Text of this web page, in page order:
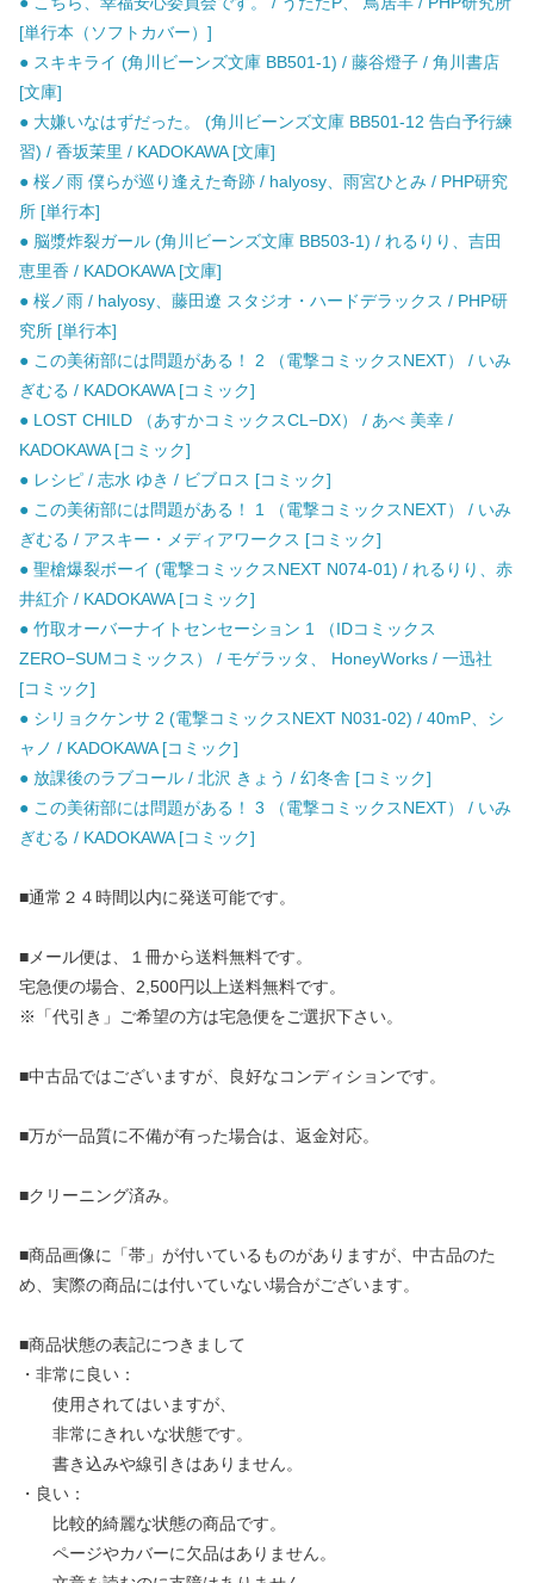
[単行本（ソフトカバー）]
● スキキライ (角川ビーンズ文庫 BB501-1) / 藤谷燈子 / 角川書店
[文庫]
● 大嫌いなはずだった。 (角川ビーンズ文庫 BB501-12 告白予行練
習) / 香坂茉里 / KADOKAWA [文庫]
● 桜ノ雨 僕らが巡り逢えた奇跡 / halyosy、雨宮ひとみ / PHP研究
所 [単行本]
● 脳漿炸裂ガール (角川ビーンズ文庫 BB503-1) / れるりり、吉田
恵里香 / KADOKAWA [文庫]
● 桜ノ雨 / halyosy、藤田遼 スタジオ・ハードデラックス / PHP研
究所 [単行本]
● この美術部には問題がある！ 2 （電撃コミックスNEXT） / いみ
ぎむる / KADOKAWA [コミック]
● LOST CHILD （あすかコミックスCL−DX） / あべ 美幸 /
KADOKAWA [コミック]
● レシピ / 志水 ゆき / ビブロス [コミック]
● この美術部には問題がある！ 1 （電撃コミックスNEXT） / いみ
ぎむる / アスキー・メディアワークス [コミック]
● 聖槍爆裂ボーイ (電撃コミックスNEXT N074-01) / れるりり、赤
井紅介 / KADOKAWA [コミック]
● 竹取オーバーナイトセンセーション 1 （IDコミックス
ZERO−SUMコミックス） / モゲラッタ、 HoneyWorks / 一迅社
[コミック]
● シリョクケンサ 2 (電撃コミックスNEXT N031-02) / 40mP、シ
ャノ / KADOKAWA [コミック]
● 放課後のラブコール / 北沢 きょう / 幻冬舎 [コミック]
● この美術部には問題がある！ 3 （電撃コミックスNEXT） / いみ
ぎむる / KADOKAWA [コミック]
■通常２４時間以内に発送可能です。
■メール便は、１冊から送料無料です。
宅急便の場合、2,500円以上送料無料です。
※「代引き」ご希望の方は宅急便をご選択下さい。
■中古品ではございますが、良好なコンディションです。
■万が一品質に不備が有った場合は、返金対応。
■クリーニング済み。
■商品画像に「帯」が付いているものがありますが、中古品のた
め、実際の商品には付いていない場合がございます。
■商品状態の表記につきまして
・非常に良い：
使用されてはいますが、
非常にきれいな状態です。
書き込みや線引きはありません。
・良い：
比較的綺麗な状態の商品です。
ページやカバーに欠品はありません。